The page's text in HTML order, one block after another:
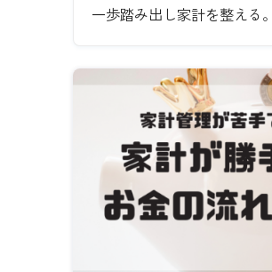
一歩踏み出し家計を整える